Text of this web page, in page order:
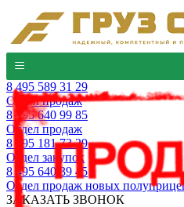
8 495 589 31 29
Отдел продаж
8 495 640 99 85
Отдел продаж
8 495 181 73 29
Отдел закупок
8 495 640 39 45
Отдел продаж новых
ЗАКАЗАТЬ ЗВОНОК